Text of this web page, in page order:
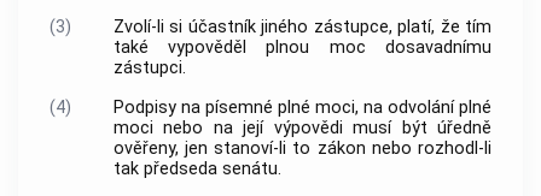
(3)
Zvolí-li si účastník jiného zástupce, platí, že tím
také vypověděl plnou moc dosavadnímu
zástupci.
(4)
Podpisy na písemné plné moci, na odvolání plné
moci nebo na její výpovědi musí být úředně
ověřeny, jen stanoví-li to zákon nebo rozhodl-li
tak předseda senátu.